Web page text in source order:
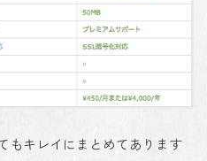
もキレイにまとめてあります